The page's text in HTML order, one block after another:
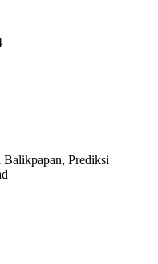
Prediksi